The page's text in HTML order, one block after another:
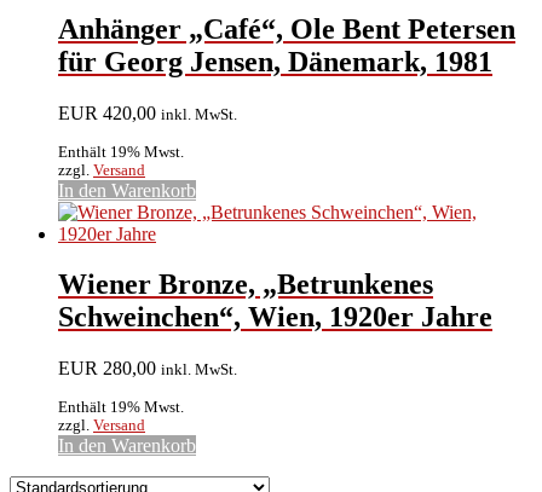
Anhänger „Café“, Ole Bent Petersen
für Georg Jensen, Dänemark, 1981
EUR 420,00 inkl. MwSt.
Enthält 19% Mwst.
zzgl. Versand
In den Warenkorb
Wiener Bronze, „Betrunkenes
Schweinchen“, Wien, 1920er Jahre
EUR 280,00 inkl. MwSt.
Enthält 19% Mwst.
zzgl. Versand
In den Warenkorb